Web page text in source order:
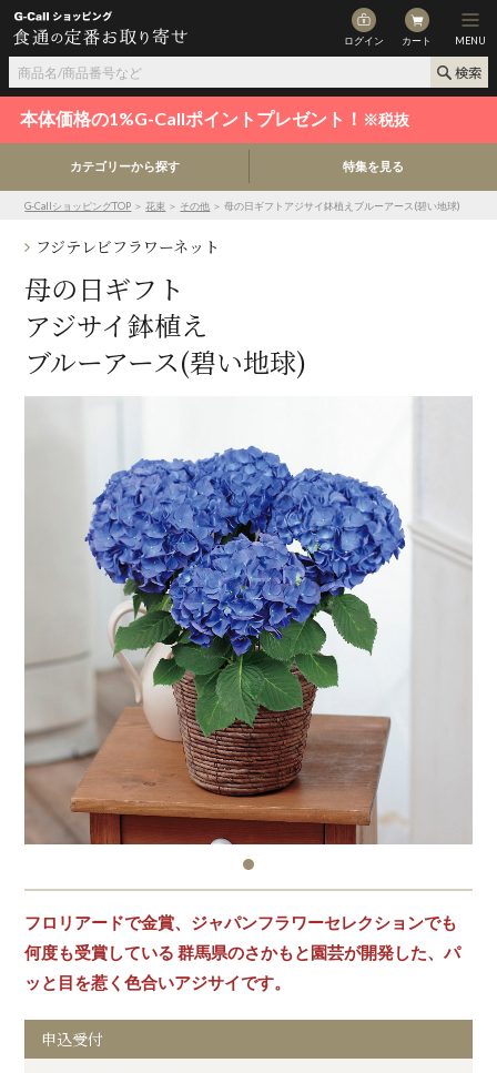
ログイン カート MENU
本体価格の1%G-Callポイントプレゼント！ ※税抜
カテゴリーから探す 特集を見る
G-CallショッピングTOP ＞花束 ＞ その他 ＞ 母の日ギフトアジサイ鉢植えブルーアース(碧い地球)
フジテレビフラワーネット
母の日ギフト
アジサイ鉢植え
ブルーアース(碧い地球)
フロリアードで金賞、ジャパンフラワーセレクションでも
何度も受賞している 群馬県のさかもと園芸が開発した、パ
ッと目を惹く色合いアジサイです。
申込受付